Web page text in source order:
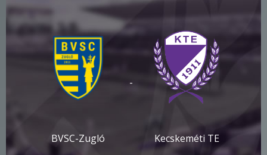
BVSC-Zugló
-
Kecskeméti TE